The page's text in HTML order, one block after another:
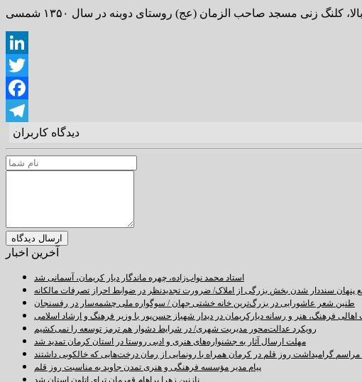
کلنگ زنی مسجد صاحب الزمان (عج) روستای دوبنه در سال ۱۳۵۰ شمسی
LinkedIn
Twitter
Facebook
Telegram
دیدگاه کاربران
آخرین اخبار
استاد محمد نواب‌زاده، چهره ماندگار دیار کریمان، آسمانی شد
پنهان سنددار شدن بخش بزرگی از املاک/ ضرورت تجدیدنظر در ضوابط احراز تصرفات مالکانه
طنین شعر عاشورایی در بزرگ‌ترین خانه خشتی جهان / سوگواره ملی چشمه‌سار در رفسنجان
اهالی فرهنگ، هنر و رسانه دیارکریمان در دیدار شهباز حسن‌پور با وزیر فرهنگ و ارشاد اسلامی
رویکرد عدالت‌محور مدیریت شهری/ در شرایط دشوار هم ترمز توسعه را نمی‌کشیم
مهلت ارسال آثار به جشنواره‌های هنری و ادبی روستا در استان کرمان تمدید شد
مراسم گرامیداشت روز قلم در کرمان همراه با رونمایی از رمان درخت‌هایی که خالکوبی داشتند
پیام مدیر مؤسسه فرهنگی و هنری تمدن جاوید به مناسبت روز قلم
نازنین زهرا پراهام قهرمان ترای اتلون استان شد